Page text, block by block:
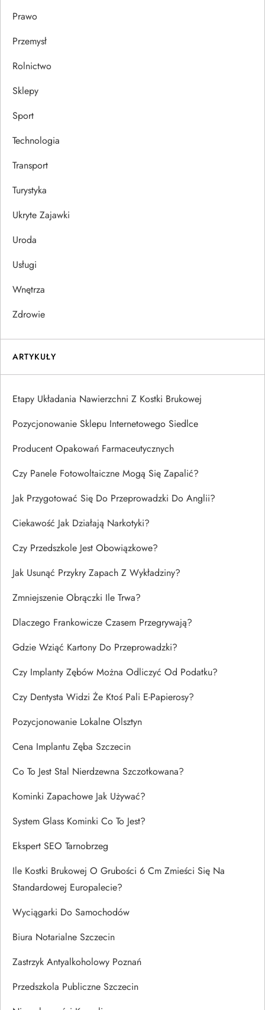
Prawo
Przemysł
Rolnictwo
Sklepy
Sport
Technologia
Transport
Turystyka
Ukryte Zajawki
Uroda
Usługi
Wnętrza
Zdrowie
ARTYKUŁY
Etapy Układania Nawierzchni Z Kostki Brukowej
Pozycjonowanie Sklepu Internetowego Siedlce
Producent Opakowań Farmaceutycznych
Czy Panele Fotowoltaiczne Mogą Się Zapalić?
Jak Przygotować Się Do Przeprowadzki Do Anglii?
Ciekawość Jak Działają Narkotyki?
Czy Przedszkole Jest Obowiązkowe?
Jak Usunąć Przykry Zapach Z Wykładziny?
Zmniejszenie Obrączki Ile Trwa?
Dlaczego Frankowicze Czasem Przegrywają?
Gdzie Wziąć Kartony Do Przeprowadzki?
Czy Implanty Zębów Można Odliczyć Od Podatku?
Czy Dentysta Widzi Że Ktoś Pali E-Papierosy?
Pozycjonowanie Lokalne Olsztyn
Cena Implantu Zęba Szczecin
Co To Jest Stal Nierdzewna Szczotkowana?
Kominki Zapachowe Jak Używać?
System Glass Kominki Co To Jest?
Ekspert SEO Tarnobrzeg
Ile Kostki Brukowej O Grubości 6 Cm Zmieści Się Na
Standardowej Europalecie?
Wyciągarki Do Samochodów
Biura Notarialne Szczecin
Zastrzyk Antyalkoholowy Poznań
Przedszkola Publiczne Szczecin